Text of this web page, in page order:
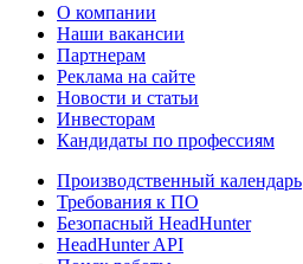
О компании
Наши вакансии
Партнерам
Реклама на сайте
Новости и статьи
Инвесторам
Кандидаты по профессиям
Производственный календарь
Требования к ПО
Безопасный HeadHunter
HeadHunter API